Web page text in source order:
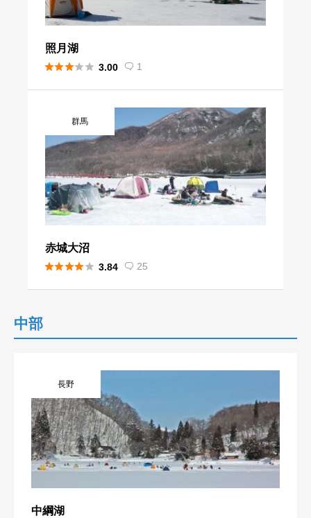
照月湖
 3.00  1
群馬
赤城大沼
 3.84  25
中部
長野
中綱湖